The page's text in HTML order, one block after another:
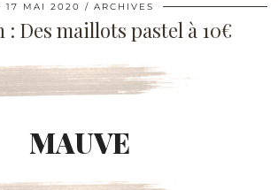
17 MAI 2020 ARCHIVES
: Des maillots pastel à 10€
MAUVE